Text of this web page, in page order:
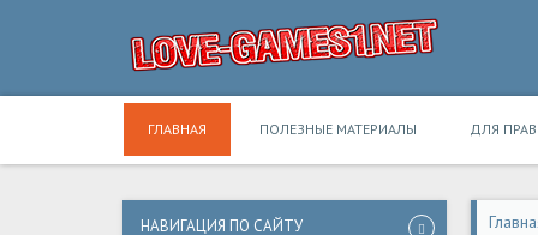
ГЛАВНАЯ ПОЛЕЗНЫЕ МАТЕРИАЛЫ ДЛЯ
НАВИГАЦИЯ ПО САЙТУ